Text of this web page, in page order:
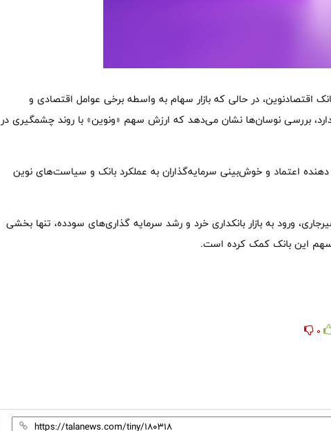
اقتصادنوین، در حالی که بازار سهام به واسطه برخی عوامل اقتصادی و
بررسی نوسان‌ها نشان می‌دهد که ارزش سهم «ونوین» با روند چشمگیری در
اعتماد و خوش‌بینی سرمایه‌گذاران به عملکرد بانک و سیاست‌های نوین
ورود به بازار بانکداری خرد و رشد سرمایه گذاری‌های سودده، تنها بخشی
این بانک کمک کرده است.
0